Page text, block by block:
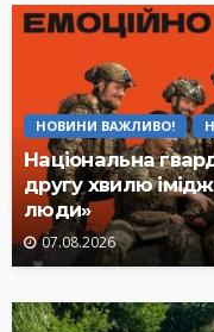
НОВИНИ ВАЖЛИВО!
Національна
другу хвилю
люди»
07.08.2026